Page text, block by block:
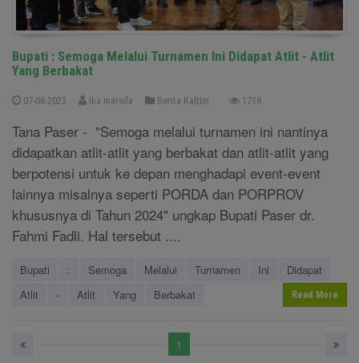
Bupati : Semoga Melalui Turnamen Ini Didapat Atlit - Atlit
Yang Berbakat
07-08-2023 Ika marsila Berita Kaltim 1718
Tana Paser - "Semoga melalui turnamen ini nantinya
didapatkan atlit-atlit yang berbakat dan atlit-atlit yang
berpotensi untuk ke depan menghadapi event-event
lainnya misalnya seperti PORDA dan PORPROV
khususnya di Tahun 2024" ungkap Bupati Paser dr.
Fahmi Fadli. Hal tersebut ....
Bupati : Semoga Melalui Turnamen Ini
Didapat
Atlit
- Atlit Yang Berbakat Read More
1